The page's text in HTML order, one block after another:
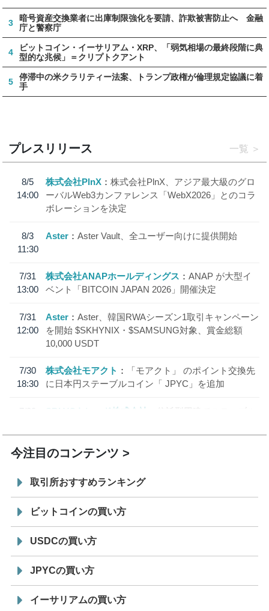
3
暗号資産交換業者に出庫制限強化を要請、詐欺被害防止へ 金融
庁と警察庁
4
ビットコイン・イーサリアム・XRP、「弱気相場の最終段階に典
型的な兆候」＝クリプトクアント
5
停滞中の米クラリティー法案、トランプ政権が倫理規定協議に着
手
プレスリリース 一覧
8/5
14:00
株式会社PlnX
株式会社PlnX、アジア最大級のグロ
ーバルWeb3カンファレンス「WebX2026」とのコラ
ボレーションを決定
8/3
11:30
Aster Aster Vault、全ユーザー向けに提供開始
7/31
13:00
株式会社ANAPホールディングス
ANAP が大型イ
ベント「BITCOIN JAPAN 2026」開催決定
7/31
12:00
Aster
Aster、韓国RWAシーズン1取引キャンペーン
を開始 $SKHYNIX・$SAMSUNG対象、賞金総額
10,000 USDT
7/30
18:30
株式会社モアクト
「モアクト」 のポイント交換先
に日本円ステーブルコイン「 JPYC」を追加
7/29
SBI VCトレード株式会社
信託型円建てステーブル
今注目のコンテンツ
取引所おすすめランキング
ビットコインの買い方
USDCの買い方
JPYCの買い方
イーサリアムの買い方